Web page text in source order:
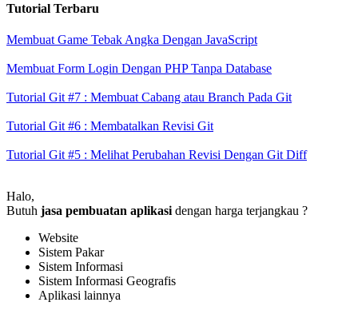
Tutorial Terbaru
Membuat Game Tebak Angka Dengan JavaScript
Membuat Form Login Dengan PHP Tanpa Database
Tutorial Git #7 : Membuat Cabang atau Branch Pada Git
Tutorial Git #6 : Membatalkan Revisi Git
Tutorial Git #5 : Melihat Perubahan Revisi Dengan Git Diff
Halo,
Butuh jasa pembuatan aplikasi dengan harga terjangkau ?
Website
Sistem Pakar
Sistem Informasi
Sistem Informasi Geografis
Aplikasi lainnya